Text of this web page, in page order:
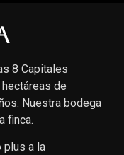
8 Capitales
de
Nuestra bodega
finca.
plus a la